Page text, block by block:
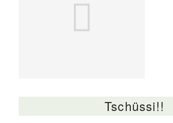
Tschüssi!!